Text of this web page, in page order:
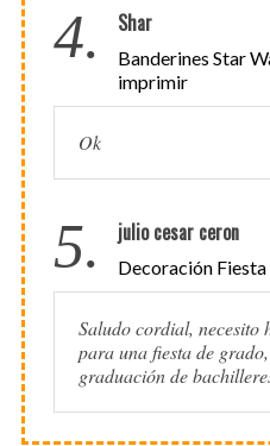
4. Shar
Banderines Star
imprimir
Ok
5. julio cesar ceron
Decoración
Saludo cordial, necesito
para una fiesta de
graduación de